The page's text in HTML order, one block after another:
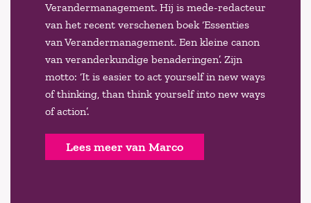
Verandermanagement. Hij is mede-redacteur
van het recent verschenen boek ‘Essenties
van Verandermanagement. Een kleine canon
van veranderkundige benaderingen’. Zijn
motto: ‘It is easier to act yourself in new ways
of thinking, than think yourself into new ways
of action’.
Lees meer van Marco